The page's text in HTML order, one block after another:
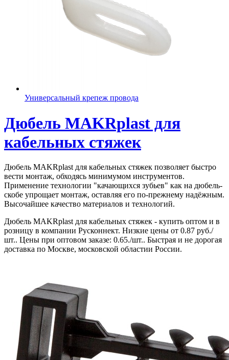
Универсальный крепеж провода
Дюбель MAKRplast для
кабельных стяжек
Дюбель MAKRplast для кабельных стяжек позволяет быстро
вести монтаж, обходясь минимумом инструментов.
Применение технологии "качающихся зубьев" как на дюбель-
скобе упрощает монтаж, оставляя его по-прежнему надёжным.
Высочайшее качество материалов и технологий.
Дюбель MAKRplast для кабельных стяжек - купить оптом и в
розницу в компании Русконнект. Низкие цены от 0.87 руб./
шт.. Цены при оптовом заказе: 0.65./шт.. Быстрая и не дорогая
доставка по Москве, московской областии России.